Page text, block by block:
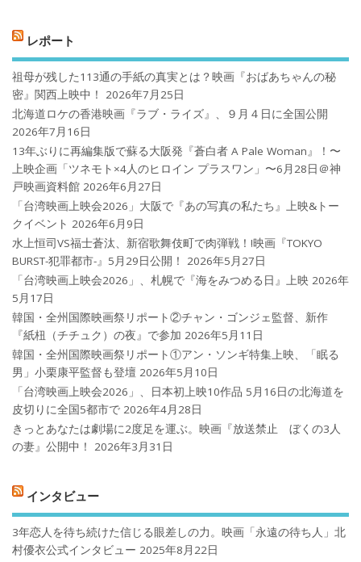
レポート
祖母が残した113通の手紙の真実とは？映画『おばあちゃんの秘
密』関西上映中！
2026年7月25日
北海道ロケの香港映画『ラブ・ライズ』、９月４日に全国公開
2026年7月16日
13年ぶりに再編集版で蘇る大阪発『蒼白者 A Pale Woman』！〜
上映企画「ツネモト×4人のヒロイン プラスワン」〜6月28日＠神
戸映画資料館 2026年6月27日
「台湾映画上映会2026」大阪で『あの写真の私たち』上映&トー
クイベント 2026年6月9日
水上恒司VS福士蒼汰、新宿歌舞伎町で肉弾戦！!映画『TOKYO
BURST-犯罪都市-』5月29日公開！
2026年5月27日
「台湾映画上映会2026」、札幌で『海をみつめる日』上映 2026年
5月17日
韓国・全州国際映画祭リポート②チャン・ゴンジェ監督、新作
『紙杻（チチュク）の夜』で参加 2026年5月11日
韓国・全州国際映画祭リポート①アン・ソンギ特集上映、「眠る
男」小栗康平監督も登壇 2026年5月10日
「台湾映画上映会2026」、日本初上映10作品 5月16日の北海道を
皮切りに全国5都市で 2026年4月28日
きっとあなたは劇場に2度足を運ぶ。映画『放送禁止 ぼくの3人
の妻』公開中！
2026年3月31日
インタビュー
3年恋人を待ち続けた信じる眼差しの力。映画「永遠の待ち人」北
村優衣公式インタビュー 2025年8月22日